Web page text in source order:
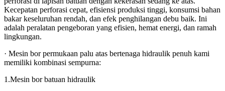
Kecepatan perforasi cepat, efisiensi produksi tinggi, konsumsi bahan
bakar keseluruhan rendah, dan efek penghilangan debu baik. Ini
adalah peralatan pengeboran yang efisien, hemat energi, dan ramah
lingkungan.
· Mesin bor permukaan palu atas bertenaga hidraulik penuh kami
memiliki kombinasi sempurna:
1.Mesin bor batuan hidraulik